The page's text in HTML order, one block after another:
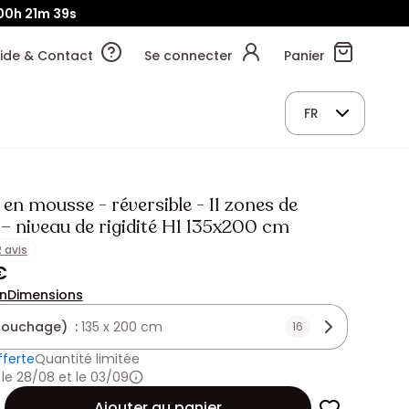
21m 38s
& Contact Se connecter Panier
FR
mousse - réversible - 11 zones de
niveau de rigidité H1 135x200 cm
avis
Dimensions
: 135 x 200 cm 16
Quantité limitée
28/08 et le 03/09